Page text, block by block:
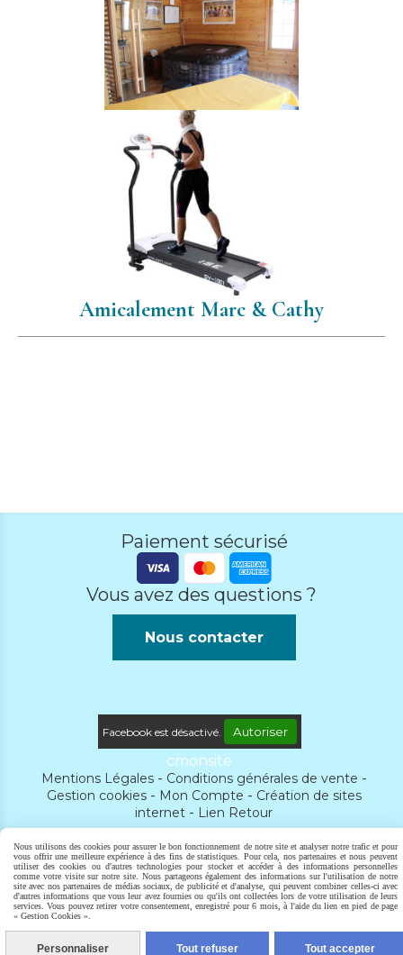
Amicalement Marc & Cathy
Paiement sécurisé
Vous avez des questions ?
Nous contacter
Facebook est désactivé. Autoriser
cmonsite
Mentions Légales
Conditions générales de vente
Gestion cookies
Mon Compte
Création de sites
internet
Lien Retour
Nous utilisons des cookies pour assurer le bon fonctionnement de notre site et analyser notre trafic et pour
vous offrir une meilleure expérience à des fins de statistiques. Pour cela, nos partenaires et nous peuvent
utiliser des cookies ou d'autres technologies pour stocker et accéder à des informations personnelles
comme votre visite sur notre site. Nous partageons également des informations sur l'utilisation de notre
site avec nos partenaires de médias sociaux, de publicité et d'analyse, qui peuvent combiner celles-ci avec
d'autres informations que vous leur avez fournies ou qu'ils ont collectées lors de votre utilisation de leurs
services. Vous pouvez retirer votre consentement, enregistré pour 6 mois, à l'aide du lien en pied de page
« Gestion Cookies ».
Personnaliser Tout refuser Tout accepter